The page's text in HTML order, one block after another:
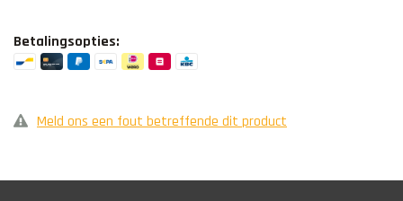
Betalingsopties:
Meld ons een fout betreffende dit product